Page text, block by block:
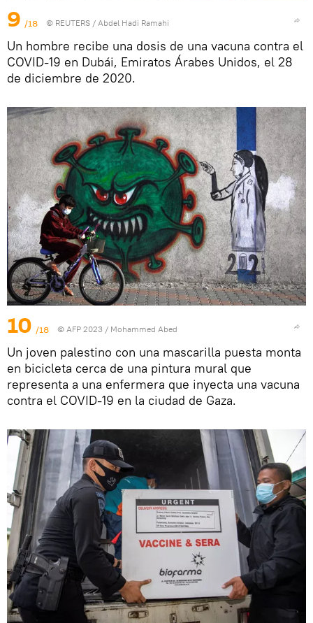
9 /18 © REUTERS / Abdel Hadi Ramahi
Un hombre recibe una dosis de una vacuna contra el
COVID-19 en Dubái, Emiratos Árabes Unidos, el 28
de diciembre de 2020.
10 /18 © AFP 2023 / Mohammed Abed
Un joven palestino con una mascarilla puesta monta
en bicicleta cerca de una pintura mural que
representa a una enfermera que inyecta una vacuna
contra el COVID-19 en la ciudad de Gaza.